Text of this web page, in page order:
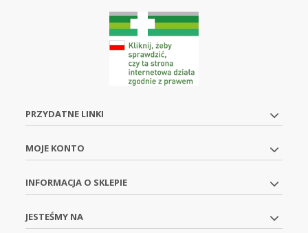
PRZYDATNE LINKI
MOJE KONTO
INFORMACJA O SKLEPIE
JESTEŚMY NA